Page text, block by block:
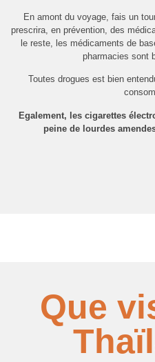
En amont du voyage, fais un
prescrira, en prévention, des
le reste, les médicaments de
pharmacies sont
Toutes drogues est bien
Egalement, les cigarettes
peine de lourdes
Que